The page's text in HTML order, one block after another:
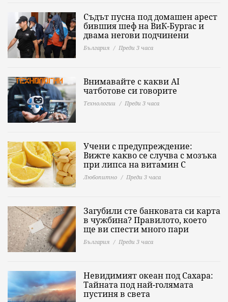
Съдът пусна под домашен арест
бившия шеф на ВиК-Бургас и
двама негови подчинени
България Преди 3 часа
Внимавайте с какви AI
чатботове си говорите
Технологии Преди 3 часа
Учени с предупреждение:
Вижте какво се случва с мозъка
при липса на витамин C
Любопитно Преди 3 часа
Загубили сте банковата си карта
в чужбина? Правилото, което
ще ви спести много пари
България Преди 3 часа
Невидимият океан под Сахара:
Тайната под най-голямата
пустиня в света